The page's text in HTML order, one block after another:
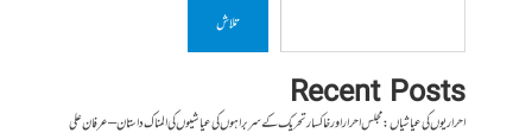
تلاش
Recent Posts
احراریوں کی عیاشیاں : مجلس احرار اور خاکسار تحریک کے سربراہوں کی عیاشیوں کی المناک داستان – عرفان علی